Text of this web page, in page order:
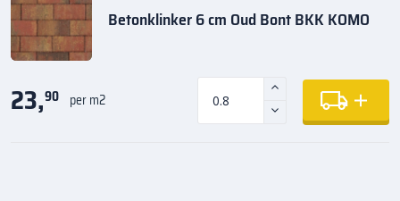
Betonklinker 6 cm Oud Bont BKK KOMO
23,90 per m2